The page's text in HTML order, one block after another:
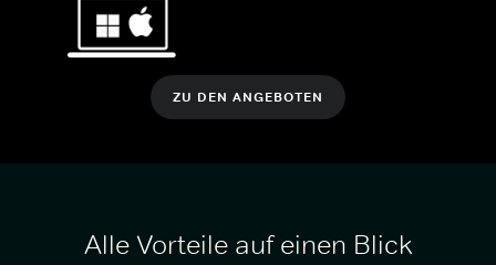
ZU DEN ANGEBOTEN
Alle Vorteile auf einen Blick